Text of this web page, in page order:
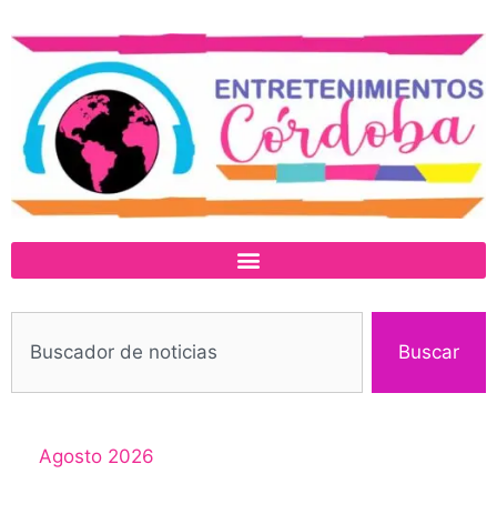
Buscar
Agosto 2026